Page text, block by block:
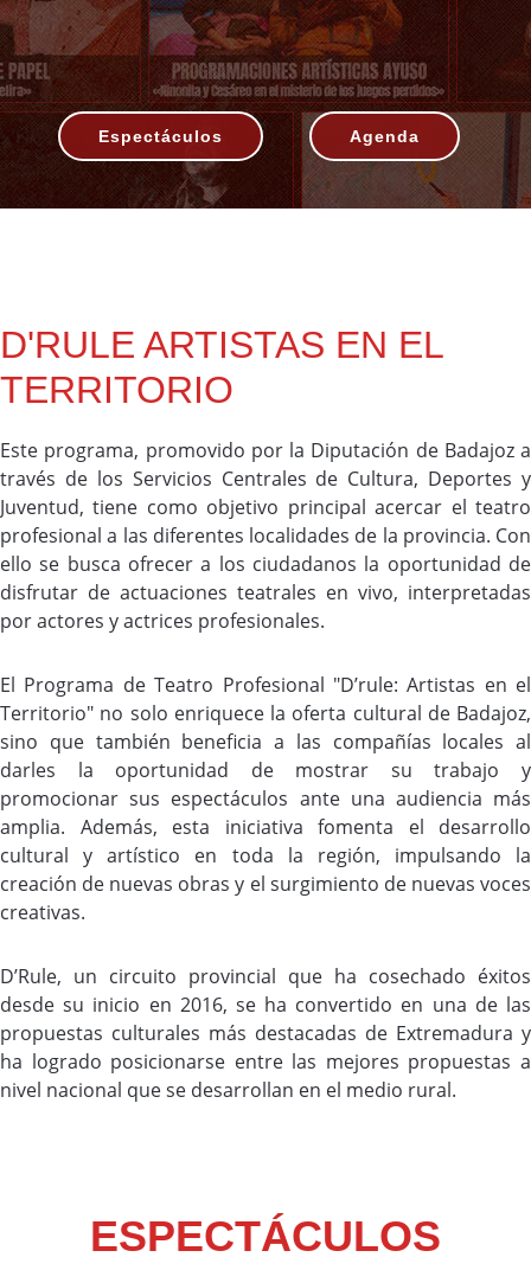
Espectáculos Agenda
D'RULE ARTISTAS EN EL
TERRITORIO
Este programa, promovido por la Diputación de Badajoz a
través de los Servicios Centrales de Cultura, Deportes y
Juventud, tiene como objetivo principal acercar el teatro
profesional a las diferentes localidades de la provincia. Con
ello se busca ofrecer a los ciudadanos la oportunidad de
disfrutar de actuaciones teatrales en vivo, interpretadas
por actores y actrices profesionales.
El Programa de Teatro Profesional "D’rule: Artistas en el
Territorio" no solo enriquece la oferta cultural de Badajoz,
sino que también beneficia a las compañías locales al
darles la oportunidad de mostrar su trabajo y
promocionar sus espectáculos ante una audiencia más
amplia. Además, esta iniciativa fomenta el desarrollo
cultural y artístico en toda la región, impulsando la
creación de nuevas obras y el surgimiento de nuevas voces
creativas.
D’Rule, un circuito provincial que ha cosechado éxitos
desde su inicio en 2016, se ha convertido en una de las
propuestas culturales más destacadas de Extremadura y
ha logrado posicionarse entre las mejores propuestas a
nivel nacional que se desarrollan en el medio rural.
ESPECTÁCULOS